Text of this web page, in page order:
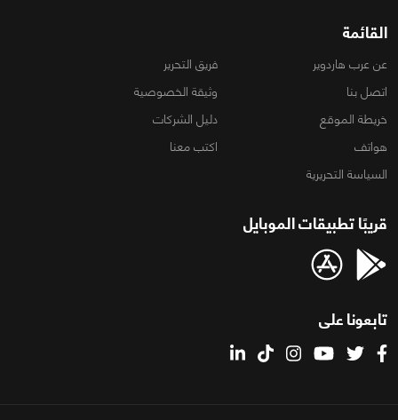
القائمة
عن عرب هاردوير
فريق التحرير
اتصل بنا
وثيقة الخصوصية
خريطة الموقع
دليل الشركات
هواتف
اكتب معنا
السياسة التحريرية
قريبًا تطبيقات الموبايل
تابعونا على